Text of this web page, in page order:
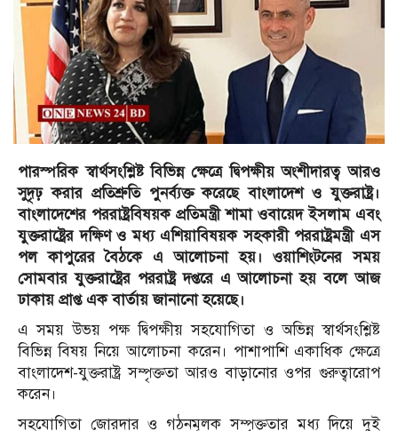
পারস্পরিক স্বার্থসংশ্লিষ্ট বিভিন্ন ক্ষেত্রে দ্বিপক্ষীয় অংশীদারত্ব আরও
সুদৃঢ় করার প্রতিশ্রুতি পুনর্ব্যক্ত করেছে বাংলাদেশ ও যুক্তরাষ্ট্র।
বাংলাদেশের পররাষ্ট্রবিষয়ক প্রতিমন্ত্রী শামা ওবায়েদ ইসলাম এবং
যুক্তরাষ্ট্রের দক্ষিণ ও মধ্য এশিয়াবিষয়ক সহকারী পররাষ্ট্রমন্ত্রী এস
পল কাপুরের বৈঠকে এ আলোচনা হয়। ওয়াশিংটনের সময়
সোমবার যুক্তরাষ্ট্রের পররাষ্ট্র দপ্তরে এ আলোচনা হয় বলে আজ
ঢাকায় প্রাপ্ত এক বার্তায় জানানো হয়েছে।
এ সময় উভয় পক্ষ দ্বিপক্ষীয় সহযোগিতা ও অভিন্ন স্বার্থসংশ্লিষ্ট
বিভিন্ন বিষয় নিয়ে আলোচনা করেন। পাশাপাশি একাধিক ক্ষেত্রে
বাংলাদেশ-যুক্তরাষ্ট্র সম্পৃক্ততা আরও বাড়ানোর ওপর গুরুত্বারোপ
করেন।
সহযোগিতা জোরদার ও গঠনমূলক সম্পৃক্ততার মধ্য দিয়ে দুই